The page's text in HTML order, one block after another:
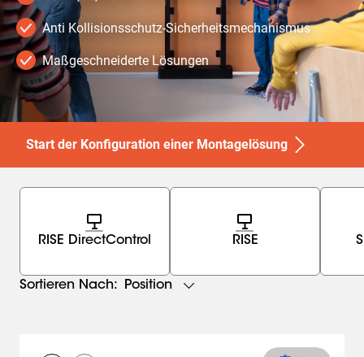
Seiten(0): Alle anzeigen
Anti Kollisionsschutz-Sicherheitsmechanismus
Maßgeschneiderte Lösungen
Start der Konfiguration einer Montagelösung
RISE DirectControl RISE
Sortieren Nach: Position